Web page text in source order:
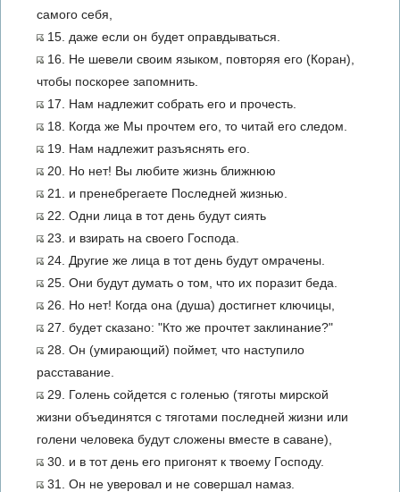
самого себя,
15. даже если он будет оправдываться.
16. Не шевели своим языком, повторяя его (Коран),
чтобы поскорее запомнить.
17. Нам надлежит собрать его и прочесть.
18. Когда же Мы прочтем его, то читай его следом.
19. Нам надлежит разъяснять его.
20. Но нет! Вы любите жизнь ближнюю
21. и пренебрегаете Последней жизнью.
22. Одни лица в тот день будут сиять
23. и взирать на своего Господа.
24. Другие же лица в тот день будут омрачены.
25. Они будут думать о том, что их поразит беда.
26. Но нет! Когда она (душа) достигнет ключицы,
27. будет сказано: "Кто же прочтет заклинание?"
28. Он (умирающий) поймет, что наступило
расставание.
29. Голень сойдется с голенью (тяготы мирской
жизни объединятся с тяготами последней жизни или
голени человека будут сложены вместе в саване),
30. и в тот день его пригонят к твоему Господу.
31. Он не уверовал и не совершал намаз.